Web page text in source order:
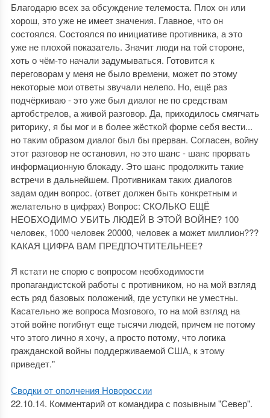
Благодарю всех за обсуждение телемоста. Плох он или
хорош, это уже не имеет значения. Главное, что он
состоялся. Состоялся по инициативе противника, а это
уже не плохой показатель. Значит люди на той стороне,
хоть о чём-то начали задумываться. Готовится к
переговорам у меня не было времени, может по этому
некоторые мои ответы звучали нелепо. Но, ещё раз
подчёркиваю - это уже был диалог не по средствам
артобстрелов, а живой разговор. Да, приходилось смягчать
риторику, я бы мог и в более жёсткой форме себя вести...
но таким образом диалог был бы прерван. Согласен, войну
этот разговор не остановил, но это шанс - шанс прорвать
информационную блокаду. Это шанс продолжить такие
встречи в дальнейшем. Противникам таких диалогов
задам один вопрос. (ответ должен быть конкретным и
желательно в цифрах) Вопрос: СКОЛЬКО ЕЩЁ
НЕОБХОДИМО УБИТЬ ЛЮДЕЙ В ЭТОЙ ВОЙНЕ? 100
человек, 1000 человек 20000, человек а может миллион???
КАКАЯ ЦИФРА ВАМ ПРЕДПОЧТИТЕЛЬНЕЕ?
Я кстати не спорю с вопросом необходимости
пропагандистской работы с противником, но на мой взгляд
есть ряд базовых положений, где уступки не уместны.
Касательно же вопроса Мозгового, то на мой взгляд на
этой войне погибнут еще тысячи людей, причем не потому
что этого лично я хочу, а просто потому, что логика
гражданской войны поддерживаемой США, к этому
приведет."
Сводки от ополчения Новороссии
22.10.14. Комментарий от командира с позывным "Север".